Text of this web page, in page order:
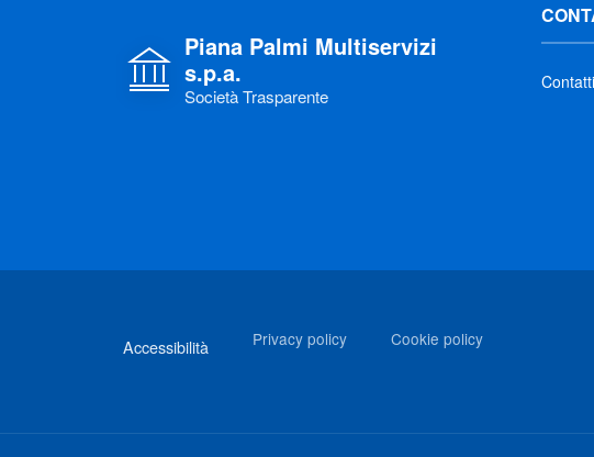
Piana Palmi Multiservizi
s.p.a.
Società Trasparente
Accessibilità Privacy policy Cookie policy